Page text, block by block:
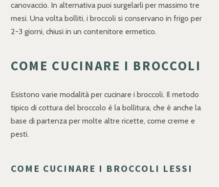
canovaccio. In alternativa puoi surgelarli per massimo tre
mesi. Una volta bolliti, i broccoli si conservano in frigo per
2-3 giorni, chiusi in un contenitore ermetico.
COME CUCINARE I BROCCOLI
Esistono varie modalità per cucinare i broccoli. Il metodo
tipico di cottura del broccolo è la bollitura, che è anche la
base di partenza per molte altre ricette, come creme e
pesti.
COME CUCINARE I BROCCOLI LESSI